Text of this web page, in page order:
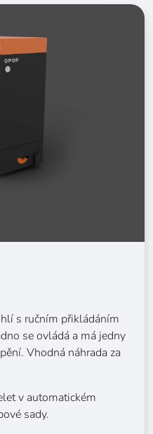
s ručním přikládáním
se ovládá a má jedny
Vhodná náhrada za
v automatickém
sady.